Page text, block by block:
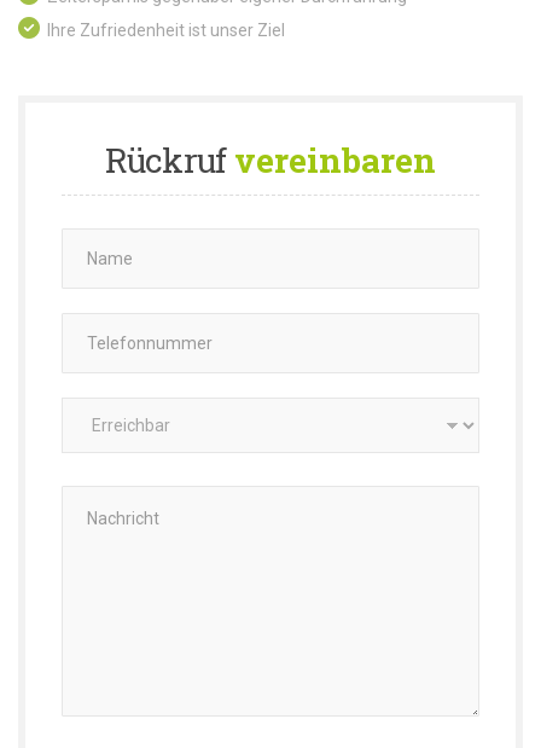
Ihre Zufriedenheit ist unser Ziel
Rückrufvereinbaren